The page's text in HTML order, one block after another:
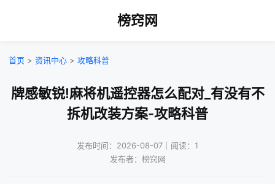
榜窍网
首页 > 资讯中心 > 攻略科普
牌感敏锐!麻将机遥控器怎么配对_有没有不
拆机改装方案-攻略科普
发布时间：2026-08-07｜阅读：1
发布者：榜窍网